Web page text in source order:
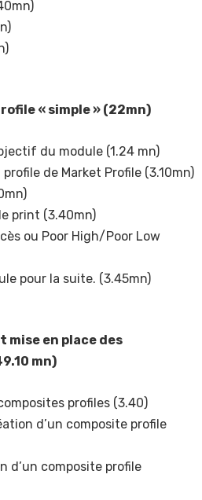
« simple » (22mn)
du module (1.24 mn)
de Market Profile (3.10mn)
print (3.40mn)
ou Poor High/Poor Low
pour la suite. (3.45mn)
mise en place des
mn)
profiles (3.40)
d’un composite profile
d’un composite profile